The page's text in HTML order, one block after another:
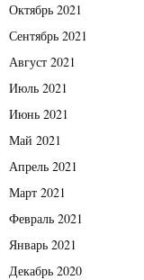
Октябрь 2021
Сентябрь 2021
Август 2021
Июль 2021
Июнь 2021
Май 2021
Апрель 2021
Март 2021
Февраль 2021
Январь 2021
Декабрь 2020